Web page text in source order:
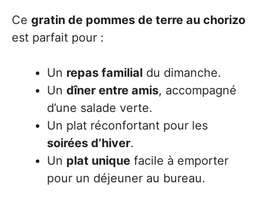
Ce gratin de pommes de terre au chorizo
est parfait pour :
Un repas familial du dimanche.
Un dîner entre amis, accompagné
d’une salade verte.
Un plat réconfortant pour les
soirées d’hiver.
Un plat unique facile à emporter
pour un déjeuner au bureau.